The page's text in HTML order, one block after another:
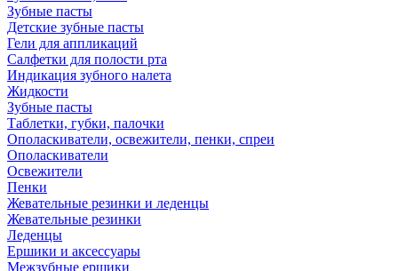
Зубные пасты
Детские зубные пасты
Гели для аппликаций
Салфетки для полости рта
Индикация зубного налета
Жидкости
Зубные пасты
Таблетки, губки, палочки
Ополаскиватели, освежители, пенки, спреи
Ополаскиватели
Освежители
Пенки
Жевательные резинки и леденцы
Жевательные резинки
Леденцы
Ершики и аксессуары
Межзубные ершики